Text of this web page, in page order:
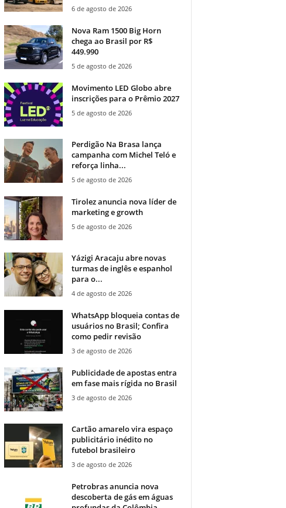
6 de agosto de 2026
Nova Ram 1500 Big Horn
chega ao Brasil por R$
449.990
5 de agosto de 2026
Movimento LED Globo abre
inscrições para o Prêmio 2027
5 de agosto de 2026
Perdigão Na Brasa lança
campanha com Michel Teló e
reforça linha...
5 de agosto de 2026
Tirolez anuncia nova líder de
marketing e growth
5 de agosto de 2026
Yázigi Aracaju abre novas
turmas de inglês e espanhol
para o...
4 de agosto de 2026
WhatsApp bloqueia contas de
usuários no Brasil; Confira
como pedir revisão
3 de agosto de 2026
Publicidade de apostas entra
em fase mais rígida no Brasil
3 de agosto de 2026
Cartão amarelo vira espaço
publicitário inédito no
futebol brasileiro
3 de agosto de 2026
Petrobras anuncia nova
descoberta de gás em águas